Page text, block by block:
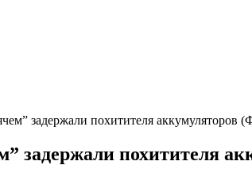
задержали похитителя аккумуляторов
задержали похитителя